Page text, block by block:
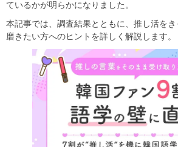
ているかが明らかになりました。
本記事では、調査結果とともに、推し活を
磨きたい方へのヒントを詳しく解説します。